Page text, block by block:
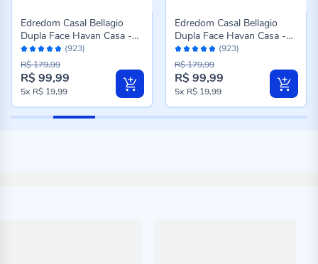
Avaliação:
96%
(923)
Edredom Casal Bellagio
Dupla Face Havan Casa -
Jade Floral Azul
Preço
especial
R$ 99,99
R$ 179,99
5x R$ 19,99
Avaliação:
96%
(923)
Edredom Casal Bellagio
Dupla Face Havan Casa -
Caio Geo Azul
Preço
especial
R$ 99,99
R$ 179,99
5x R$ 19,99